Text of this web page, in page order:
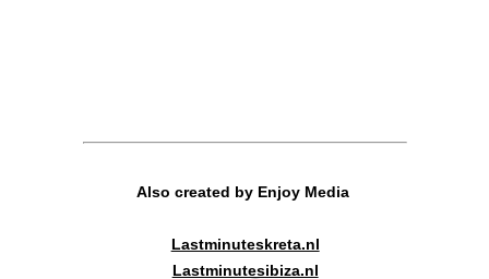
Also created by Enjoy Media
Lastminuteskreta.nl
Lastminutesibiza.nl